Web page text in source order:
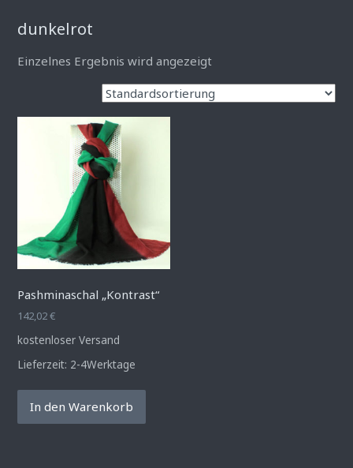
dunkelrot
Einzelnes Ergebnis wird angezeigt
Pashminaschal „Kontrast“
142,02€
kostenloser Versand
Lieferzeit: 2-4Werktage
In den Warenkorb